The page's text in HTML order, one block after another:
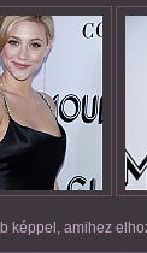
képpel, amihez